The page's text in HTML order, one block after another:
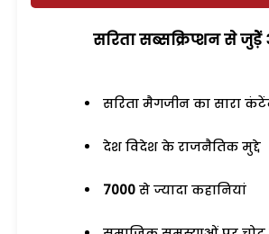
सरिता सब्सक्रिप्शन से जुड़ेें
सरिता मैगजीन का सारा
देश विदेश के राजनैतिक मुद्दे
7000 से ज्यादा कहानियां